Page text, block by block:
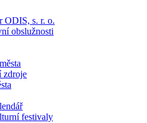
ODIS, s. r. o.
obslužnosti
zdroje
festivaly